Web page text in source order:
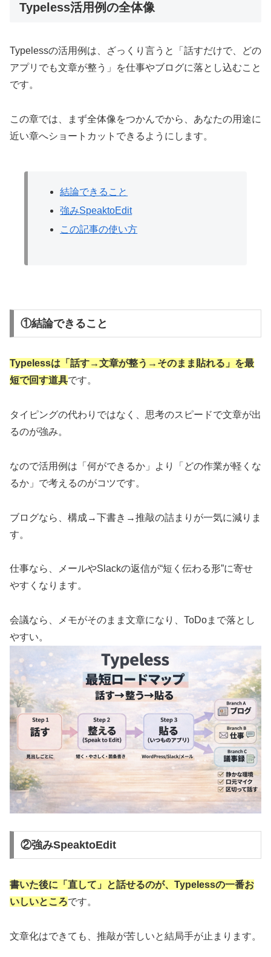
Typeless活用例の全体像
Typelessの活用例は、ざっくり言うと「話すだけで、どの
アプリでも文章が整う」を仕事やブログに落とし込むこと
です。
この章では、まず全体像をつかんでから、あなたの用途に
近い章へショートカットできるようにします。
結論できること
強みSpeaktoEdit
この記事の使い方
①結論できること
Typelessは「話す→文章が整う→そのまま貼れる」を最
短で回す道具です。
タイピングの代わりではなく、思考のスピードで文章が出
るのが強み。
なので活用例は「何ができるか」より「どの作業が軽くな
るか」で考えるのがコツです。
ブログなら、構成→下書き→推敲の詰まりが一気に減りま
す。
仕事なら、メールやSlackの返信が“短く伝わる形”に寄せ
やすくなります。
会議なら、メモがそのまま文章になり、ToDoまで落とし
やすい。
②強みSpeaktoEdit
書いた後に「直して」と話せるのが、Typelessの一番お
いしいところです。
文章化はできても、推敲が苦しいと結局手が止まります。